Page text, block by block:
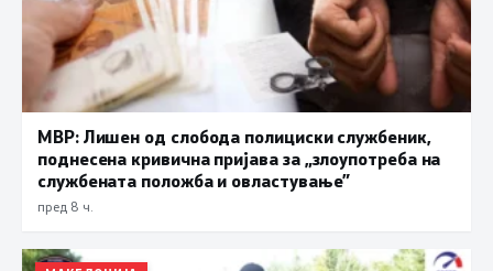
МВР: Лишен од слобода полициски службеник,
поднесена кривична пријава за „злоупотреба на
службената положба и овластување”
пред 8 ч.